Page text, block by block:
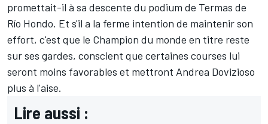
promettait-il à sa descente du podium de Termas de
Río Hondo. Et s'il a la ferme intention de maintenir son
effort, c'est que le Champion du monde en titre reste
sur ses gardes, conscient que certaines courses lui
seront moins favorables et mettront Andrea Dovizioso
plus à l'aise.
Lire aussi :